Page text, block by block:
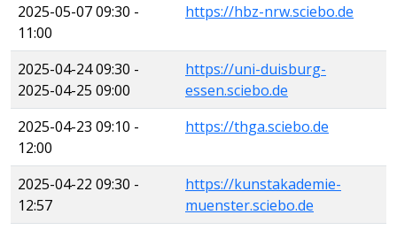
2025-05-07 09:30 -
11:00
https://hbz-nrw.sciebo.de
2025-04-24 09:30 -
2025-04-25 09:00
https://uni-duisburg-
essen.sciebo.de
2025-04-23 09:10 -
12:00
https://thga.sciebo.de
2025-04-22 09:30 -
12:57
https://kunstakademie-
muenster.sciebo.de